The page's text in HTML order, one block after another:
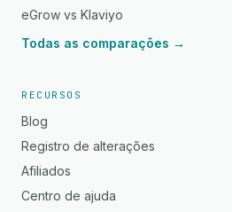
eGrow vs Klaviyo
Todas as comparações →
RECURSOS
Blog
Registro de alterações
Afiliados
Centro de ajuda